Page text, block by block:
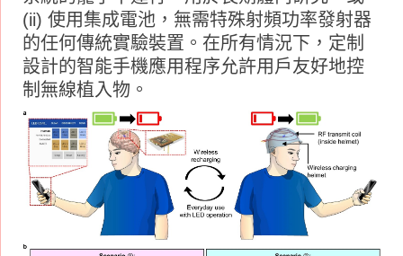
(ii) 使用集成電池，無需特殊射頻功率發射器
的任何傳統實驗裝置。在所有情況下，定制
設計的智能手機應用程序允許用戶友好地控
制無線植入物。